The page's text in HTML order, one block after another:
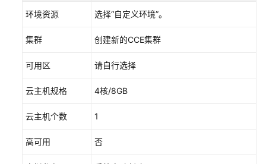
多
档
用
指
（阿
扎
环境资源 选择“自定义环境”。
集群 创建新的CCE集群
可用区 请自行选择
云主机规格 4核/8GB
云主机个数 1
高可用 否